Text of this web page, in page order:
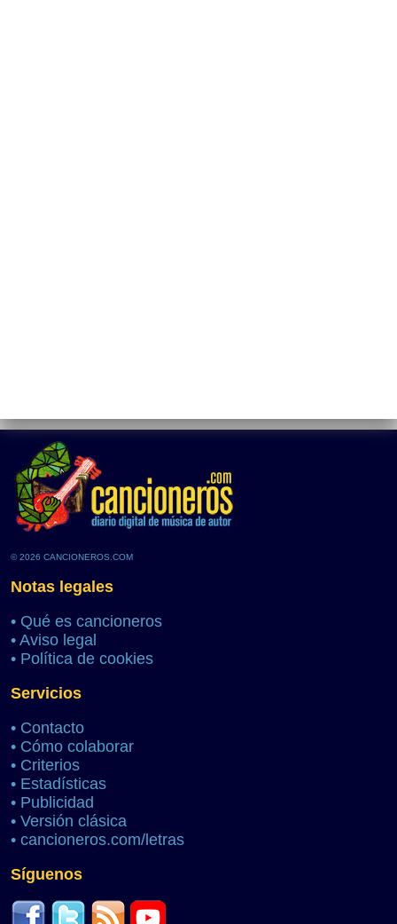
© 2026 CANCIONEROS.COM
Notas legales
• Qué es cancioneros
• Aviso legal
• Política de cookies
Servicios
• Contacto
• Cómo colaborar
• Criterios
• Estadísticas
• Publicidad
• Versión clásica
• cancioneros.com/letras
Síguenos